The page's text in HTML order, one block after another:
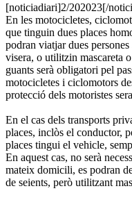
[noticiadiari]2/202023[/
En les motocicletes,
que tinguin dues places
podran viatjar dues
visera, o utilitzin mascareta
guants serà obligatori pel
motocicletes i ciclomotors
protecció dels motoristes
En el cas dels transports
places, inclòs el conductor,
places tingui el vehicle,
En aquest cas, no serà
mateix domicili, es podran
de seients, però utilitzant